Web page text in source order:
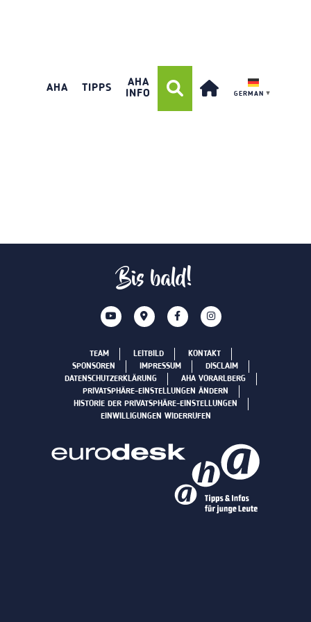
AHA TIPPS
AHA
INFO
GERMAN ▼
Bis bald!
TEAM LEITBILD
KONTAKT
SPONSOREN
IMPRESSUM
DISCLAIM
DATENSCHUTZERKLÄRUNG
AHA VORARLBERG
PRIVATSPHÄRE-EINSTELLUNGEN ÄNDERN
HISTORIE DER PRIVATSPHÄRE-EINSTELLUNGEN
EINWILLIGUNGEN WIDERRUFEN